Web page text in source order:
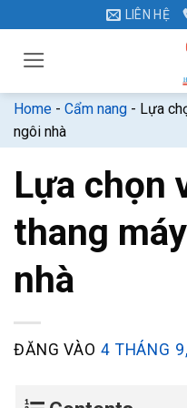
dung
LIÊN HỆ
Home - Cẩm nang - Lựa
ngôi nhà
Lựa chọn
thang
nhà
ĐĂNG VÀO 4 THÁNG